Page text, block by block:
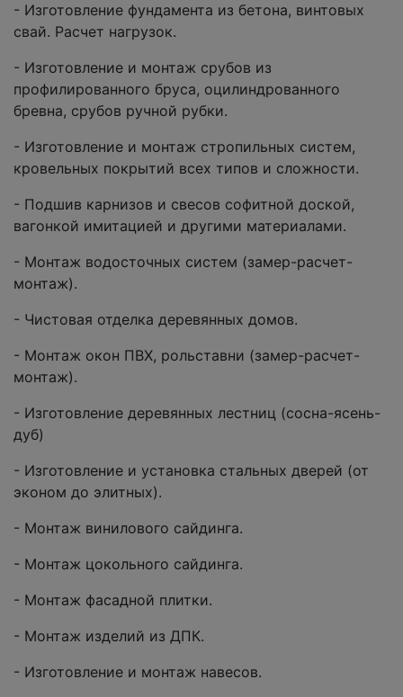
- Изготовление фундамента из бетона, винтовых
свай. Расчет нагрузок.
- Изготовление и монтаж срубов из
профилированного бруса, оцилиндрованного
бревна, срубов ручной рубки.
- Изготовление и монтаж стропильных систем,
кровельных покрытий всех типов и сложности.
- Подшив карнизов и свесов софитной доской,
вагонкой имитацией и другими материалами.
- Монтаж водосточных систем (замер-расчет-
монтаж).
- Чистовая отделка деревянных домов.
- Монтаж окон ПВХ, рольставни (замер-расчет-
монтаж).
- Изготовление деревянных лестниц (сосна-ясень-
дуб)
- Изготовление и установка стальных дверей (от
эконом до элитных).
- Монтаж винилового сайдинга.
- Монтаж цокольного сайдинга.
- Монтаж фасадной плитки.
- Монтаж изделий из ДПК.
- Изготовление и монтаж навесов.